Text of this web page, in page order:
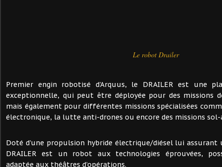
Le robot Drailer
Premier engin robotisé d’Arquus, le DRAILER est une
exceptionnelle, qui peut être déployée pour des missions
mais également pour différentes missions spécialisées
électronique, la lutte anti-drones ou encore des missions
Doté d’une propulsion hybride électrique/diésel lui
DRAILER est un robot aux technologies éprouvées,
adaptée aux théâtres d’opérations.